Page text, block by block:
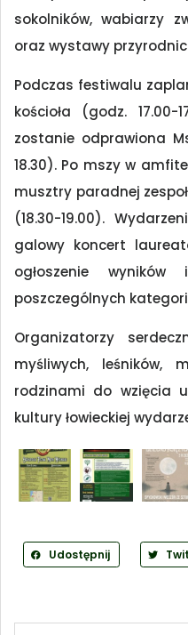
sokolników, wabiarzy
oraz wystawy
Podczas festiwalu
kościoła (godz.
zostanie odprawiona
18.30). Po mszy w
musztry paradnej
(18.30-19.00).
galowy koncert
ogłoszenie
poszczególnych
Organizatorzy
myśliwych, leśników,
rodzinami do wzięcia
kultury łowieckiej
Udostępnij